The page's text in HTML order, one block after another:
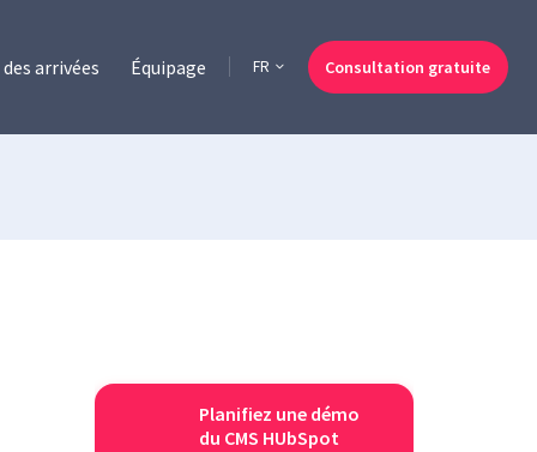
arrivées Équipage FR Consultation gratuite
Planifiez une démo
du CMS HUbSpot